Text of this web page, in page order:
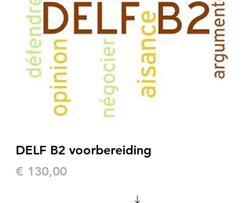
DELF B2 voorbereiding
Prijs
€ 130,00